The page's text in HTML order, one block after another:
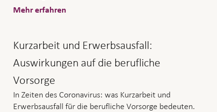
Mehr erfahren
Kurzarbeit und Erwerbsausfall:
Auswirkungen auf die berufliche
Vorsorge
In Zeiten des Coronavirus: was Kurzarbeit und
Erwerbsausfall für die berufliche Vorsorge bedeuten.